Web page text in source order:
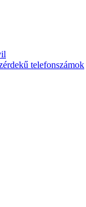
telefonszámok